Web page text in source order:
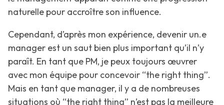
naturelle pour accroître son influence.
Cependant, d’après mon expérience, devenir un.e
manager est un saut bien plus important qu’il n’y
paraît. En tant que PM, je peux toujours œuvrer
avec mon équipe pour concevoir “the right thing”.
Mais en tant que manager, il y a de nombreuses
situations où “the right thing” n’est pas la meilleure